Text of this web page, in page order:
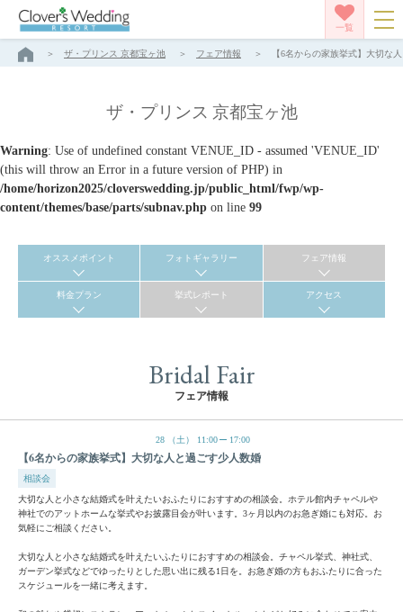
一覧
ザ・プリンス 京都宝ヶ池 フェア情報 【6名からの家族挙式】大切な
ザ・プリンス 京都宝ヶ池
Warning: Use of undefined constant VENUE_ID - assumed 'VENUE_ID'
(this will throw an Error in a future version of PHP) in
/home/horizon2025/cloverswedding.jp/public_html/fwp/wp-
content/themes/base/parts/subnav.php on line 99
オススメポイント フォトギャラリー フェア情報
料金プラン 挙式レポート アクセス
Bridal Fair
フェア情報
28 （土） 11:00 17:00
【6名からの家族挙式】大切な人と過ごす少人数婚
相談会
大切な人と小さな結婚式を叶えたいおふたりにおすすめの相談会。ホテル館内チャペルや
神社でのアットホームな挙式やお披露目会が叶います。3ヶ月以内のお急ぎ婚にも対応。お
気軽にご相談ください。
大切な人と小さな結婚式を叶えたいふたりにおすすめの相談会。チャペル挙式、神社式、
ガーデン挙式などでゆったりとした思い出に残る1日を。お急ぎ婚の方もおふたりに合った
スケジュールを一緒に考えます。